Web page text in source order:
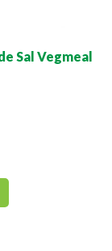
Sal Vegmeal